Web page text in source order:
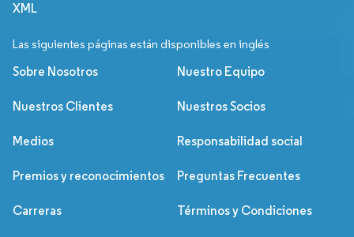
XML
Las siguientes páginas están disponibles en inglés
Sobre Nosotros Nuestro Equipo
Nuestros Clientes Nuestros Socios
Medios Responsabilidad social
Premios y reconocimientos Preguntas Frecuentes
Carreras Términos y Condiciones